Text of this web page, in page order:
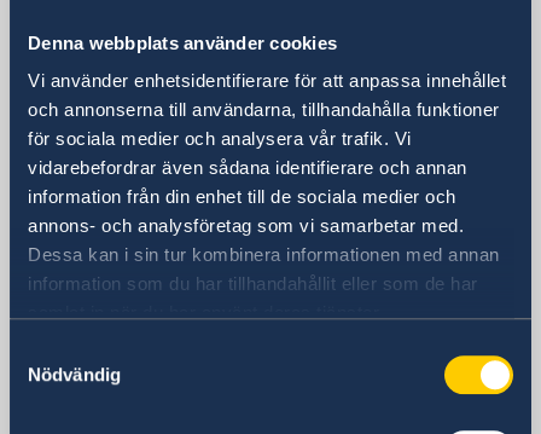
Denna webbplats använder cookies
Vi använder enhetsidentifierare för att anpassa innehållet
och annonserna till användarna, tillhandahålla funktioner
för sociala medier och analysera vår trafik. Vi
vidarebefordrar även sådana identifierare och annan
information från din enhet till de sociala medier och
annons- och analysföretag som vi samarbetar med.
Dessa kan i sin tur kombinera informationen med annan
information som du har tillhandahållit eller som de har
Nödvändig
L'ambassade de Suède
Visiting address
159, Avenue Mohamed VI Rabat – Souissi
Postal address
Ambassade de Suède P.O. Box 428 10001
Rabat Maroc
Phone
Questions consulaires pour les citoyens
suédois (lundi à jeudi 9h00 - 10h30)
Questions de migration et visa (lundi,